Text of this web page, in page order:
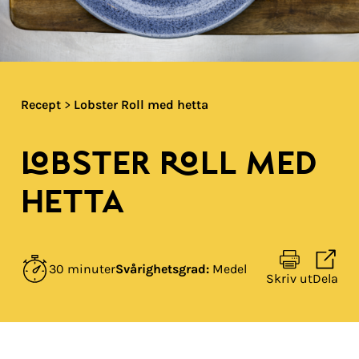
Recept > Lobster Roll med hetta
LOBSTER ROLL MED
HETTA
30 minuterSvårighetsgrad: Medel
Skriv utDela